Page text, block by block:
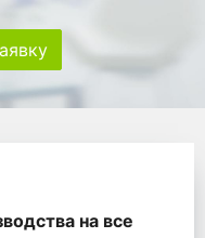
на все